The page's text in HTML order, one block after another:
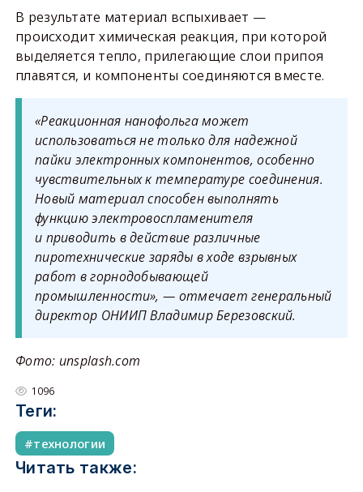
В результате материал вспыхивает —
происходит химическая реакция, при которой
выделяется тепло, прилегающие слои припоя
плавятся, и компоненты соединяются вместе.
«Реакционная нанофольга может
использоваться не только для надежной
пайки электронных компонентов, особенно
чувствительных к температуре соединения.
Новый материал способен выполнять
функцию электровоспламенителя
и приводить в действие различные
пиротехнические заряды в ходе взрывных
работ в горнодобывающей
промышленности», — отмечает генеральный
директор ОНИИП Владимир Березовский.
Фото: unsplash.com
1096
Теги:
технологии
Читать также: